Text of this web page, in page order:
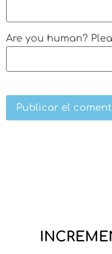
Are you human?